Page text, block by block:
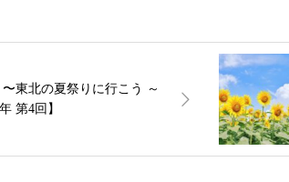
【2006年 第4回】